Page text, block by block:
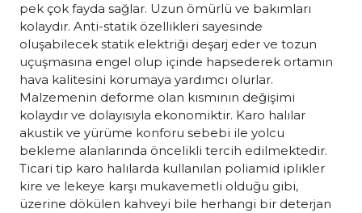
pek çok fayda sağlar. Uzun ömürlü ve bakımları
kolaydır. Anti-statik özellikleri sayesinde
oluşabilecek statik elektriği deşarj eder ve tozun
uçuşmasına engel olup içinde hapsederek ortamın
hava kalitesini korumaya yardımcı olurlar.
Malzemenin deforme olan kısmının değişimi
kolaydır ve dolayısıyla ekonomiktir. Karo halılar
akustik ve yürüme konforu sebebi ile yolcu
bekleme alanlarında öncelikli tercih edilmektedir.
Ticari tip karo halılarda kullanılan poliamid iplikler
kire ve lekeye karşı mukavemetli olduğu gibi,
üzerine dökülen kahveyi bile herhangi bir deterjan